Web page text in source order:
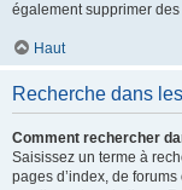
également supprimer
Haut
Recherche dans
Comment rechercher
Saisissez un terme à
pages d’index, de